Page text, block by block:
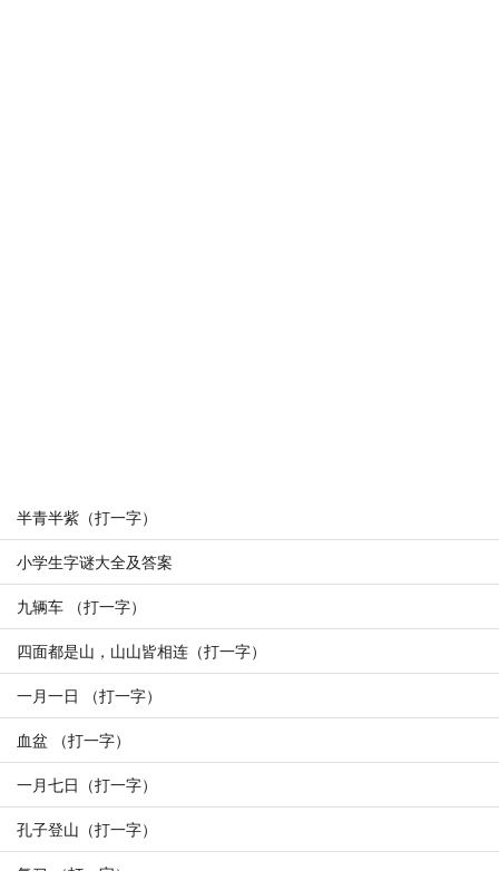
半青半紫（打一字）
小学生字谜大全及答案
九辆车 （打一字）
四面都是山，山山皆相连（打一字）
一月一日 （打一字）
血盆 （打一字）
一月七日（打一字）
孔子登山（打一字）